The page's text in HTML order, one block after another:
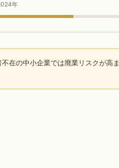
年
不在の中小企業では廃業リスクが高